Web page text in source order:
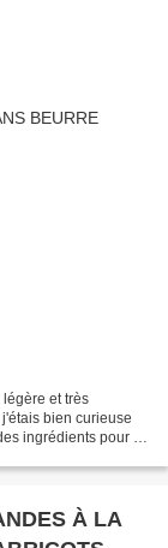
et très
bien curieuse
ingrédients pour 1
À LA